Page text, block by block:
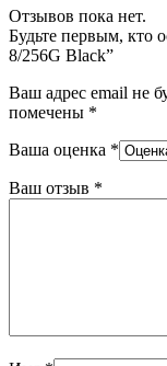
Отзывов пока нет.
Будьте первым, кто
8/256G Black”
Ваш адрес email не
помечены *
Ваша оценка *
Ваш отзыв *